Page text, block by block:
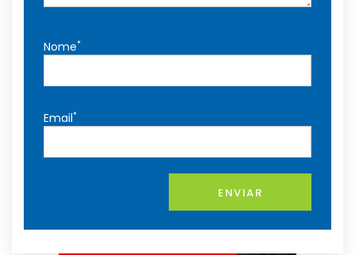
Nome*
Email*
ENVIAR